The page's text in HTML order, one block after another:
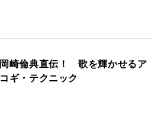
岡崎倫典直伝！ 歌を輝かせるア
コギ・テクニック